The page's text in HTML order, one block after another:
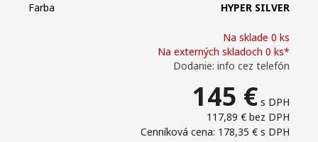
Na sklade 0 ks
Na externých skladoch 0 ks*
Dodanie: info cez telefón
145 € s DPH
117,89 € bez DPH
Cenníková cena: 178,35 € s DPH
Farba
HYPER SILVER